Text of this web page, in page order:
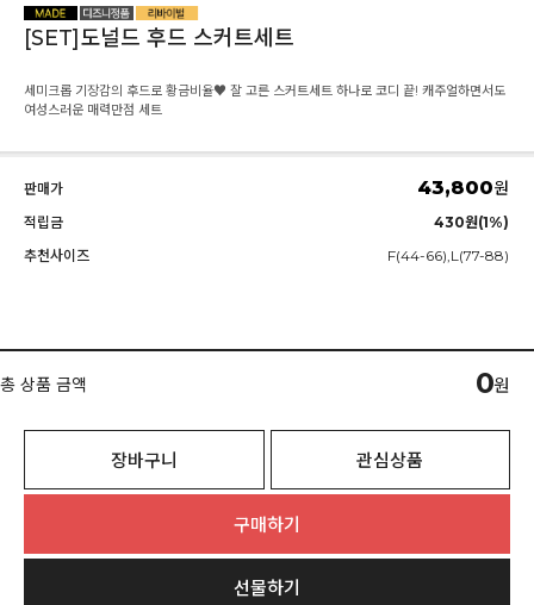
[SET]도널드 후드 스커트세트
세미크롭 기장감의 후드로 황금비율♥ 잘 고른 스커트세트 하나로 코디 끝! 캐주얼하면서도
여성스러운 매력만점 세트
판매가 43,800원
적립금
430원(1%)
추천사이즈
F(44-66),L(77-88)
총 상품 금액 0원
장바구니 관심상품
구매하기
선물하기